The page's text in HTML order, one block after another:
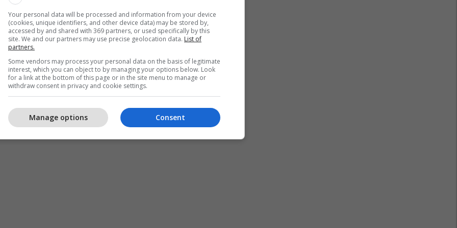
hunda, buzët, faqet, mollëzat e faqeve dhe forma
janë të përsosura sipas kuptimit të bukurisë te
tradicionale TC Candler, Bella nuk është gjendur
gjenden emrat që janë më pak të njohur,
zgjedhje të bukurosheve më të ndryshme.
Your personal data will be processed and information from your device
(cookies, unique identifiers, and other device data) may be stored by,
accessed by and shared with 369 partners, or used specifically by this
site. We and our partners may use precise geolocation data. List of
partners.
Some vendors may process your personal data on the basis of legitimate
interest, which you can object to by managing your options below. Look
for a link at the bottom of this page or in the site menu to manage or
withdraw consent in privacy and cookie settings.
Consent
Manage options